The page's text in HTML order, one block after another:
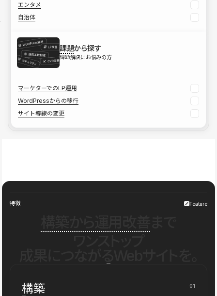
エンタメ
自治体
課題から探す
課題解決にお悩みの方
マーケターでのLP運用
WordPressからの移行
サイト導線の変更
特徴 Feature
構築 01